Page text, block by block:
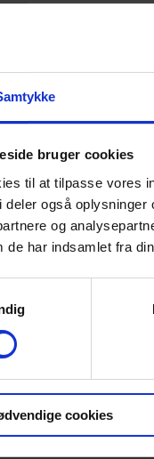
bruger cookies
til at tilpasse vores
deler også oplysninger
og
de har indsamlet fra
cookies